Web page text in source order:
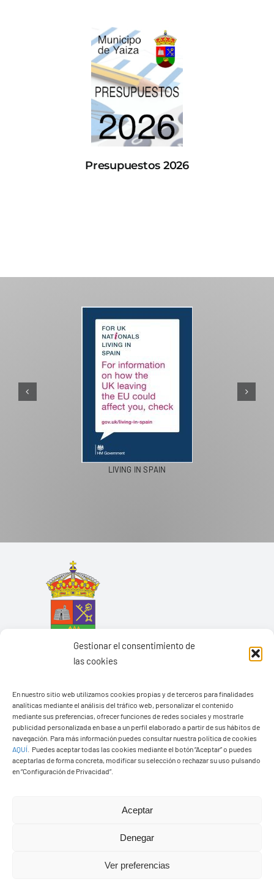
Gestionar el consentimiento de
las cookies
En nuestro sitio web utilizamos cookies propias y de terceros para finalidades
analíticas mediante el análisis del tráfico web, personalizar el contenido
mediante sus preferencias, ofrecer funciones de redes sociales y mostrarle
publicidad personalizada en base a un perfil elaborado a partir de sus hábitos de
navegación. Para más información puedes consultar nuestra política de cookies
AQUÍ
Puedes aceptar todas las cookies mediante el botón “Aceptar” o puedes
aceptarlas de forma concreta, modificar su selección o rechazar su uso pulsando
en “Configuración de Privacidad”.
Aceptar
Denegar
Ver preferencias
Presupuestos 2026
PASEOS EN CAMELLO
Ayuntamiento de Yaiza
Pza. de Los Remedios, 1
35570 – Yaiza
Tel:928 83 62 20
derechos reservads